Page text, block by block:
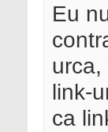
Eu
link-
ca